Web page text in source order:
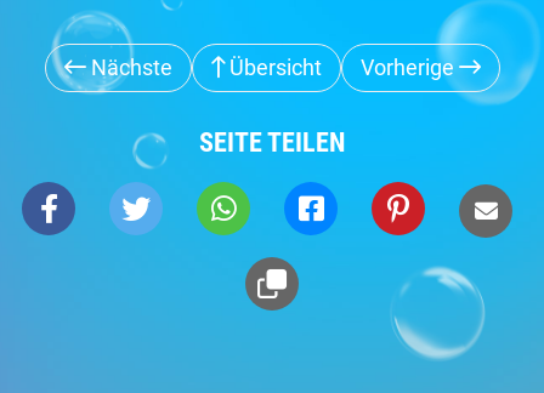
Nächste Übersicht Vorherige
SEITE TEILEN